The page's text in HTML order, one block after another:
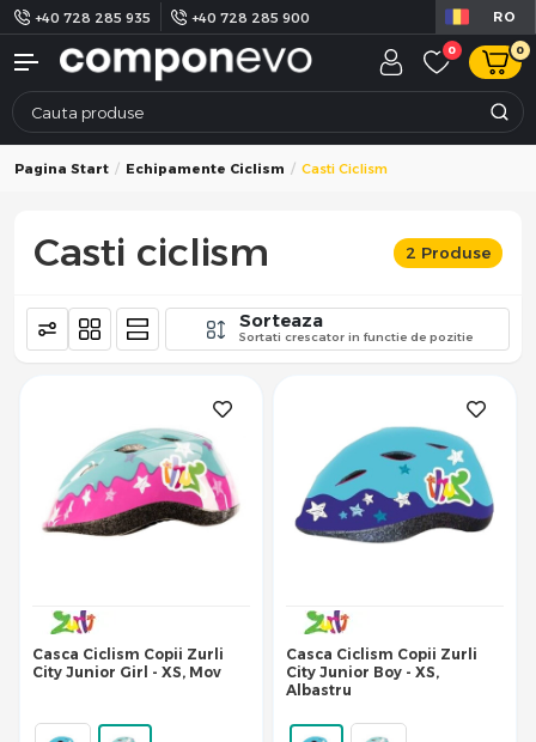
+40 728 285 935 +40 728 285 900 RO
0 0
Pagina Start Echipamente Ciclism Casti Ciclism
Casti ciclism 2 Produse
Sorteaza
Sortati crescator in functie de pozitie
Casca Ciclism Copii Zurli
City Junior Girl - XS, Mov
Casca Ciclism Copii Zurli
City Junior Boy - XS,
Albastru